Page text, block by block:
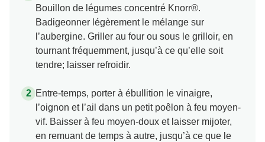
Bouillon de légumes concentré Knorr®.
Badigeonner légèrement le mélange sur
l’aubergine. Griller au four ou sous le grilloir, en
tournant fréquemment, jusqu’à ce qu’elle soit
tendre; laisser refroidir.
Entre-temps, porter à ébullition le vinaigre,
l’oignon et l’ail dans un petit poêlon à feu moyen-
vif. Baisser à feu moyen-doux et laisser mijoter,
en remuant de temps à autre, jusqu’à ce que le